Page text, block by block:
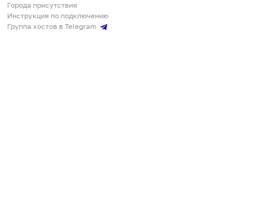
Города присутствия
Инструкция по подключению
Группа хостов в Telegram